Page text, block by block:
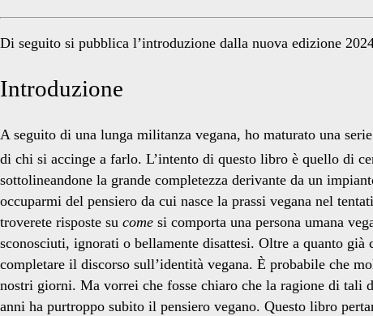
Di seguito si pubblica l’introduzione dalla nuova edizione
Introduzione
A seguito di una lunga militanza vegana, ho maturato una
di chi si accinge a farlo. L’intento di questo libro è quello di
sottolineandone la grande completezza derivante da un
occuparmi del pensiero da cui nasce la prassi vegana nel
troverete risposte su come si comporta una persona umana
sconosciuti, ignorati o bellamente disattesi. Oltre a quanto
completare il discorso sull’identità vegana. È probabile che
nostri giorni. Ma vorrei che fosse chiaro che la ragione di tali
anni ha purtroppo subito il pensiero vegano. Questo libro